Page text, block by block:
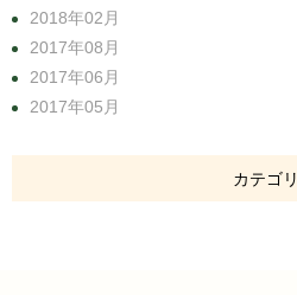
2018年02月
2017年08月
2017年06月
2017年05月
カテゴリ